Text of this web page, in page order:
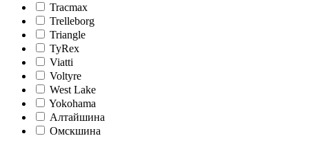
Tracmax
Trelleborg
Triangle
TyRex
Viatti
Voltyre
West Lake
Yokohama
Алтайшина
Омскшина